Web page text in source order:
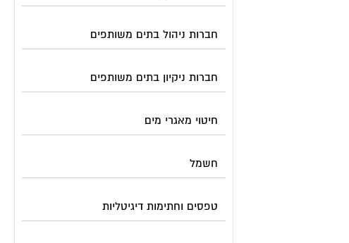
חברות ניהול בתים משותפים
חברות ניקיון בתים משותפים
חיטוי מאגרי מים
חשמל
טפסים וחתימות דיגיטליות